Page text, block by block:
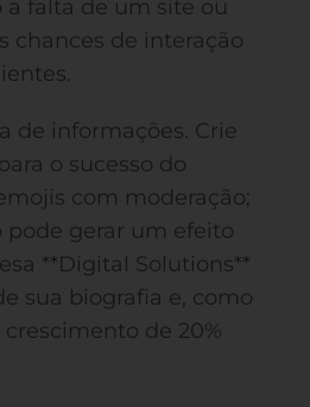
falta de um site ou
chances de interação
de informações. Crie
o sucesso do
com moderação;
pode gerar um efeito
**Digital Solutions**
sua biografia e, como
de 20%